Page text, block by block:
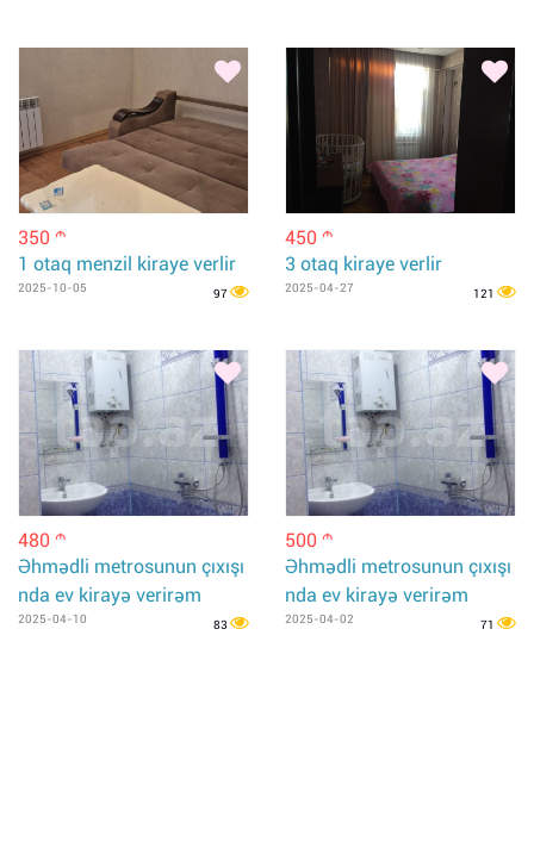
350 m
1 otaq menzil kiraye verlir
2025-10-05 97
450 m
3 otaq kiraye verlir
2025-04-27 121
480 m
Əhmədli metrosunun çıxışı
nda ev kirayə verirəm
2025-04-10 83
500 m
Əhmədli metrosunun çıxışı
nda ev kirayə verirəm
2025-04-02 71